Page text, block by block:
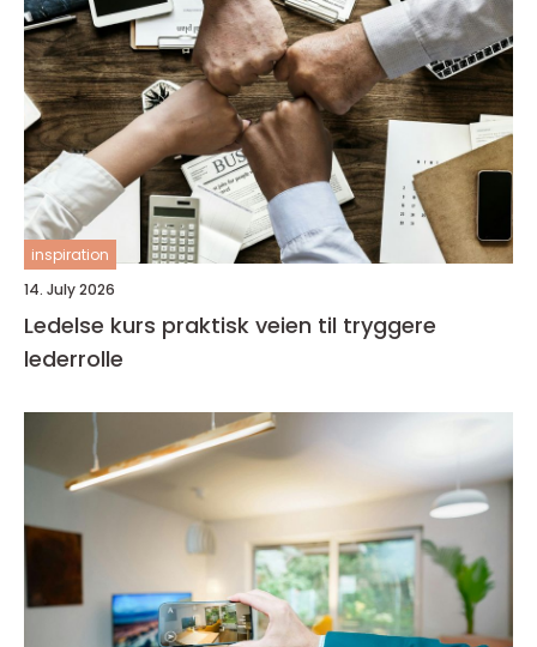
inspiration
14. July 2026
Ledelse kurs praktisk veien til tryggere
lederrolle